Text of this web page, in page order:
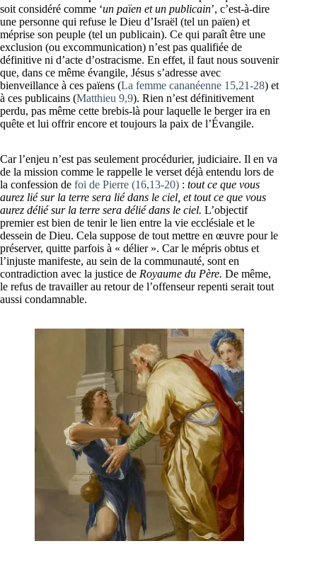
soit considéré comme ‘un païen et un publicain’, c’est-à-dire
une personne qui refuse le Dieu d’Israël (tel un païen) et
méprise son peuple (tel un publicain). Ce qui paraît être une
exclusion (ou excommunication) n’est pas qualifiée de
définitive ni d’acte d’ostracisme. En effet, il faut nous souvenir
que, dans ce même évangile, Jésus s’adresse avec
bienveillance à ces païens (La femme cananéenne 15,21-28) et
à ces publicains (Matthieu 9,9). Rien n’est définitivement
perdu, pas même cette brebis-là pour laquelle le berger ira en
quête et lui offrir encore et toujours la paix de l’Évangile.
Car l’enjeu n’est pas seulement procédurier, judiciaire. Il en va
de la mission comme le rappelle le verset déjà entendu lors de
la confession de foi de Pierre (16,13-20) : tout ce que vous
aurez lié sur la terre sera lié dans le ciel, et tout ce que vous
aurez délié sur la terre sera délié dans le ciel. L’objectif
premier est bien de tenir le lien entre la vie ecclésiale et le
dessein de Dieu. Cela suppose de tout mettre en œuvre pour le
préserver, quitte parfois à « délier ». Car le mépris obtus et
l’injuste manifeste, au sein de la communauté, sont en
contradiction avec la justice de Royaume du Père. De même,
le refus de travailler au retour de l’offenseur repenti serait tout
aussi condamnable.